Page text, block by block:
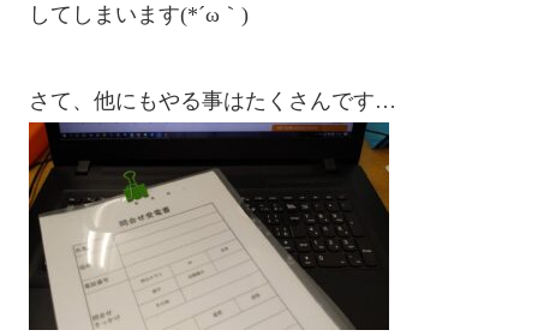
してしまいます(*´ω｀)